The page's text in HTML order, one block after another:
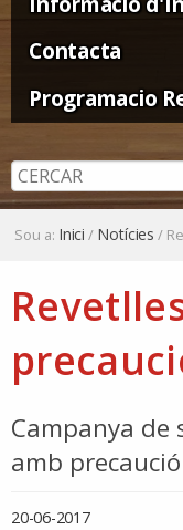
Contacta
Programacio
Sou a: Inici / Notícies /
Campanya de
amb
20-06-2017